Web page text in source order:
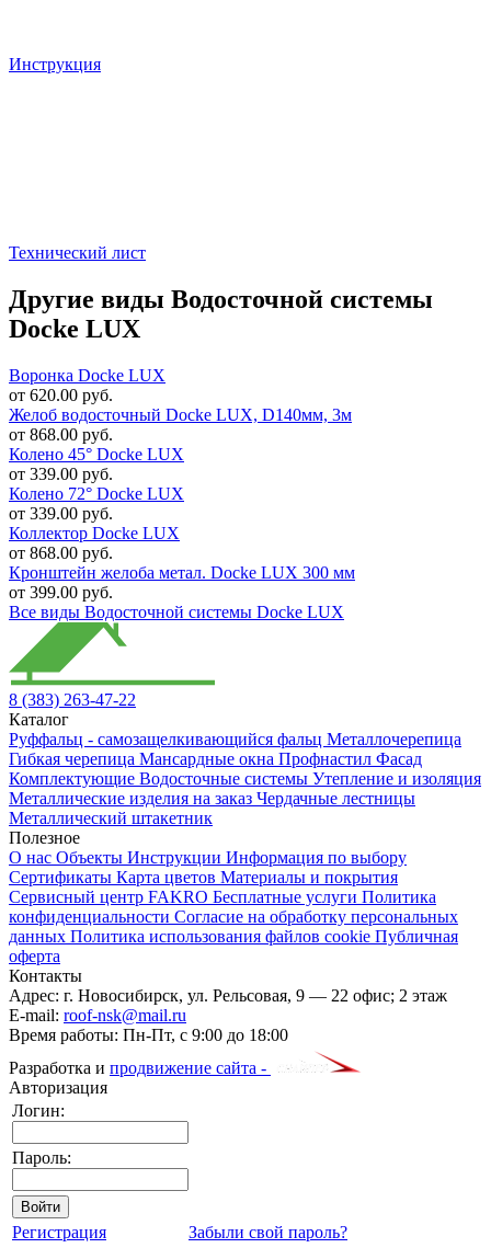
Инструкция
Технический лист
Другие виды Водосточной системы
Docke LUX
Воронка Docke LUX
от 620.00 руб.
Желоб водосточный Docke LUX, D140мм, 3м
от 868.00 руб.
Колено 45° Docke LUX
от 339.00 руб.
Колено 72° Docke LUX
от 339.00 руб.
Коллектор Docke LUX
от 868.00 руб.
Кронштейн желоба метал. Docke LUX 300 мм
от 399.00 руб.
Все виды Водосточной системы Docke LUX
8 (383) 263-47-22
Каталог
Руффальц - самозащелкивающийся фальц Металлочерепица
Гибкая черепица Мансардные окна Профнастил Фасад
Комплектующие Водосточные системы Утепление и изоляция
Металлические изделия на заказ Чердачные лестницы
Металлический штакетник
Полезное
О нас Объекты Инструкции Информация по выбору
Сертификаты Карта цветов Материалы и покрытия
Сервисный центр FAKRO Бесплатные услуги Политика
конфиденциальности Согласие на обработку персональных
данных Политика использования файлов cookie Публичная
оферта
Контакты
Адрес: г. Новосибирск, ул. Рельсовая, 9 — 22 офис; 2 этаж
E-mail: roof-nsk@mail.ru
Время работы: Пн-Пт, с 9:00 до 18:00
Разработка и продвижение сайта -
Авторизация
Логин:
Пароль:
Регистрация Забыли свой пароль?